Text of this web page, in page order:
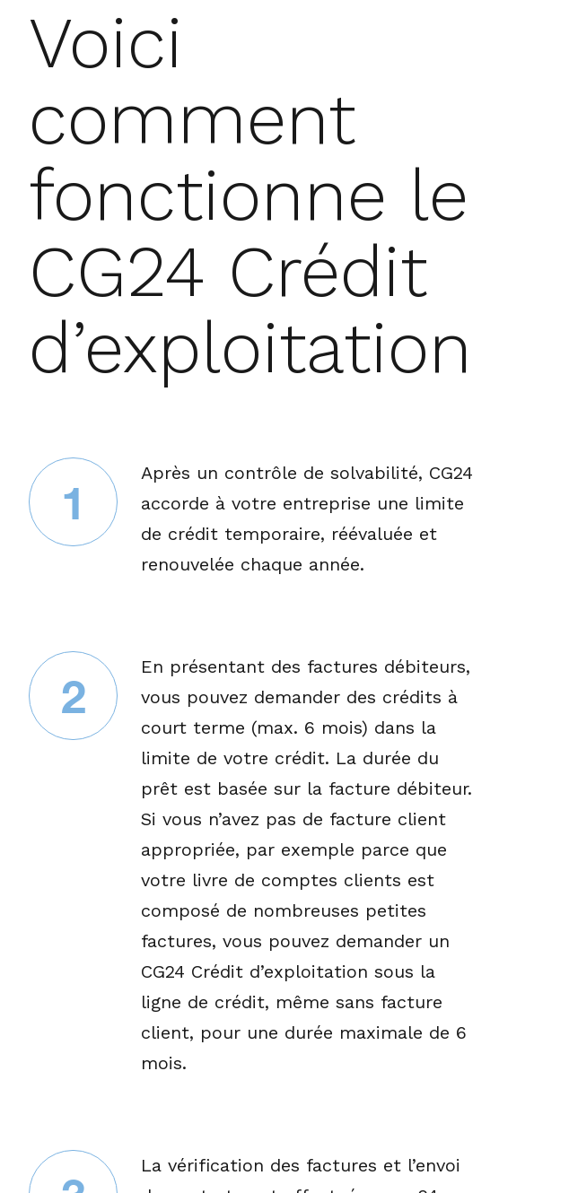
Voici
comment
fonctionne le
CG24 Crédit
d’exploitation
1
Après un contrôle de solvabilité, CG24
accorde à votre entreprise une limite
de crédit temporaire, réévaluée et
renouvelée chaque année.
2
En présentant des factures débiteurs,
vous pouvez demander des crédits à
court terme (max. 6 mois) dans la
limite de votre crédit. La durée du
prêt est basée sur la facture débiteur.
Si vous n’avez pas de facture client
appropriée, par exemple parce que
votre livre de comptes clients est
composé de nombreuses petites
factures, vous pouvez demander un
CG24 Crédit d’exploitation sous la
ligne de crédit, même sans facture
client, pour une durée maximale de 6
mois.
La vérification des factures et l’envoi